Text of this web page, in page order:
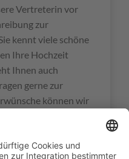
Vertreterin vor
zur
kennt viele schöne
Ihre Hochzeit
Ihnen auch
gerne zur
können wir
Jahren als